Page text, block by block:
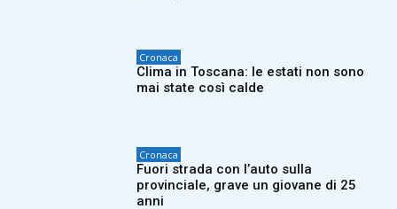
Cronaca
Clima in Toscana: le estati non sono
mai state così calde
Cronaca
Fuori strada con l’auto sulla
provinciale, grave un giovane di 25
anni